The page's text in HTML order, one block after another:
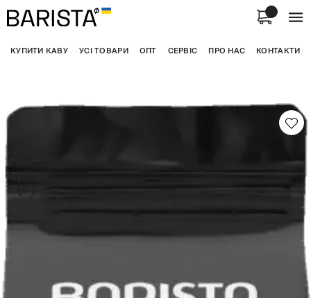
КУПИТИ КАВУ УСІ ТОВАРИ ОПТ СЕРВІС ПРО НАС КОНТАКТИ